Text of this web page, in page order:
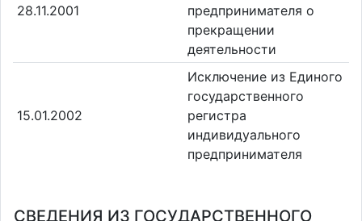
28.11.2001
предпринимателя о
прекращении
деятельности
15.01.2002
Исключение из Единого
государственного
регистра
индивидуального
предпринимателя
СВЕДЕНИЯ ИЗ ГОСУДАРСТВЕННОГО